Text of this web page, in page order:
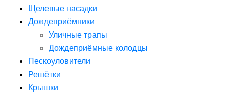
Щелевые насадки
Дождеприёмники
Уличные трапы
Дождеприёмные колодцы
Пескоуловители
Решётки
Крышки